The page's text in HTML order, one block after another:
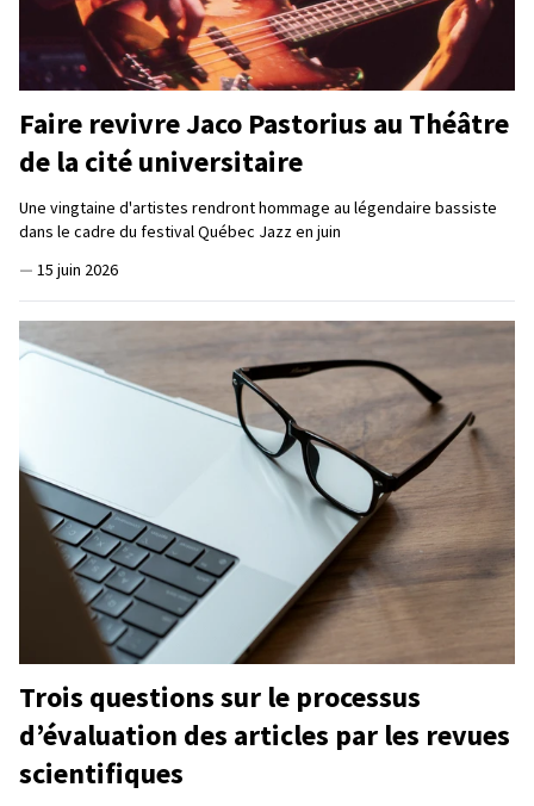
Faire revivre Jaco Pastorius au Théâtre
de la cité universitaire
Une vingtaine d'artistes rendront hommage au légendaire bassiste
dans le cadre du festival Québec Jazz en juin
— 15 juin 2026
Trois questions sur le processus
d’évaluation des articles par les revues
scientifiques